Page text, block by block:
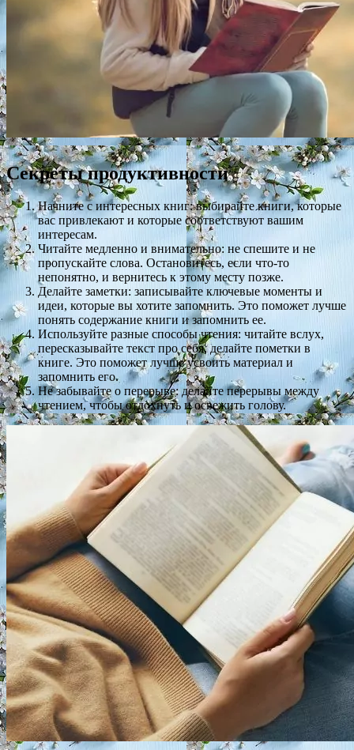
Секреты продуктивности
Начните с интересных книг: выбирайте книги, которые
вас привлекают и которые соответствуют вашим
интересам.
Читайте медленно и внимательно: не спешите и не
пропускайте слова. Остановитесь, если что-то
непонятно, и вернитесь к этому месту позже.
Делайте заметки: записывайте ключевые моменты и
идеи, которые вы хотите запомнить. Это поможет лучше
понять содержание книги и запомнить ее.
Используйте разные способы чтения: читайте вслух,
пересказывайте текст про себя, делайте пометки в
книге. Это поможет лучше усвоить материал и
запомнить его.
Не забывайте о перерыве: делайте перерывы между
чтением, чтобы отдохнуть и освежить голову.